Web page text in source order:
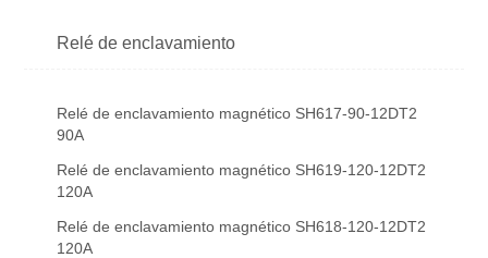
Relé de enclavamiento
Relé de enclavamiento magnético SH617-90-12DT2
90A
Relé de enclavamiento magnético SH619-120-12DT2
120A
Relé de enclavamiento magnético SH618-120-12DT2
120A